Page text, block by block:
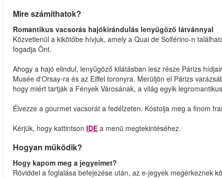
Mire számíthatok?
Romantikus vacsorás hajókirándulás lenyűgöző látvánnyal
Közvetlenül a kikötőbe hívjuk, amely a Quai de Solférino-n
fogadja Önt.
Ahogy a hajó elindul, lenyűgöző kilátásban lesz része Párizs
Musée d'Orsay-ra és az Eiffel toronyra. Merüljön el Párizs
hogy miért tartják a Fények Városának, a világ egyik
Élvezze a gourmet vacsorát a fedélzeten. Kóstolja meg a finom
Kérjük, hogy kattintson IDE a menü megtekintéséhez.
Hogyan működik?
Hogy kapom meg a jegyeimet?
Röviddel a foglalása befejezése után, az e-jegyek megérkeznek